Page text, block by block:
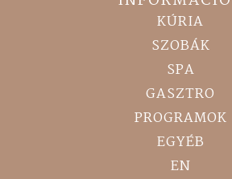
KÚRIA
SZOBÁK
SPA
GASZTRO
PROGRAMOK
EGYÉB
EN